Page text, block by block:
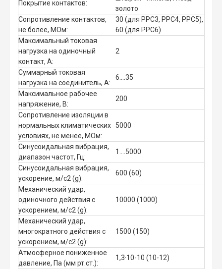
Покрытие контактов:
золото
Сопротивление контактов,
не более, МОм:
30 (для РРС3, РРС4, РРС5),
60 (для РРС6)
Максимальный токовая
нагрузка на одиночный
контакт, А:
2
Суммарный токовая
нагрузка на соединитель, А:
6....35
Максимальное рабочее
напряжение, В:
200
Сопротивление изоляции в
нормальных климатических
условиях, не менее, МОм:
5000
Синусоидальная вибрация,
диапазон частот, Гц:
1....5000
Синусоидальная вибрация,
ускорение, м/с2 (g):
600 (60)
Механический удар,
одиночного действия с
ускорением, м/с2 (g):
10000 (1000)
Механический удар,
многократного действия с
ускорением, м/с2 (g):
1500 (150)
Атмосферное пониженное
давление, Па (мм рт.ст.):
1,3·10-10 (10-12)